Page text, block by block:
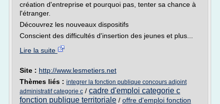
création d'entreprise et pourquoi pas, tenter sa chance à
l'étranger.
Découvrez les nouveaux dispositifs
Conscient des difficultés d'insertion des jeunes et plus...
Lire la suite
Site : http://www.lesmetiers.net
Thèmes liés : integrer la fonction publique concours adjoint
administratif categorie c / cadre d'emploi categorie c
fonction publique territoriale / offre d'emploi fonction